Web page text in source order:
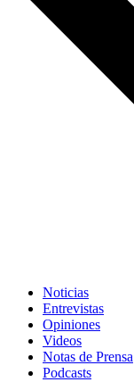
Noticias
Entrevistas
Opiniones
Videos
Notas de Prensa
Podcasts